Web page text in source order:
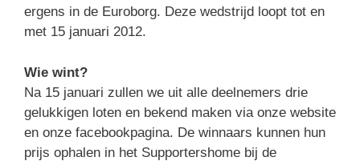
ergens in de Euroborg. Deze wedstrijd loopt tot en
met 15 januari 2012.
Wie wint?
Na 15 januari zullen we uit alle deelnemers drie
gelukkigen loten en bekend maken via onze website
en onze facebookpagina. De winnaars kunnen hun
prijs ophalen in het Supportershome bij de